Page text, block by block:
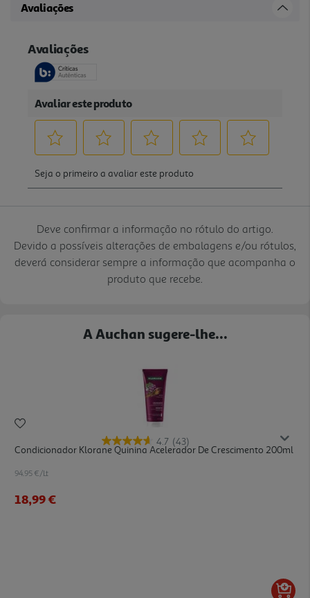
Avaliações
Deve confirmar a informação no rótulo do artigo.
Devido a possíveis alterações de embalagens e/ou rótulos,
deverá considerar sempre a informação que acompanha o
produto que recebe.
A Auchan sugere-lhe...
4.7 (43)
Condicionador Klorane Quinina Acelerador De Crescimento 200ml
94.95 €/Lt
18,99 €